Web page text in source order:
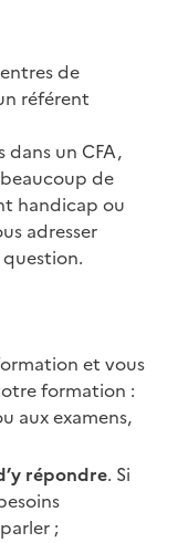
de
référent
dans un CFA,
de
handicap ou
adresser
question.
et vous
formation :
aux examens,
répondre. Si
;